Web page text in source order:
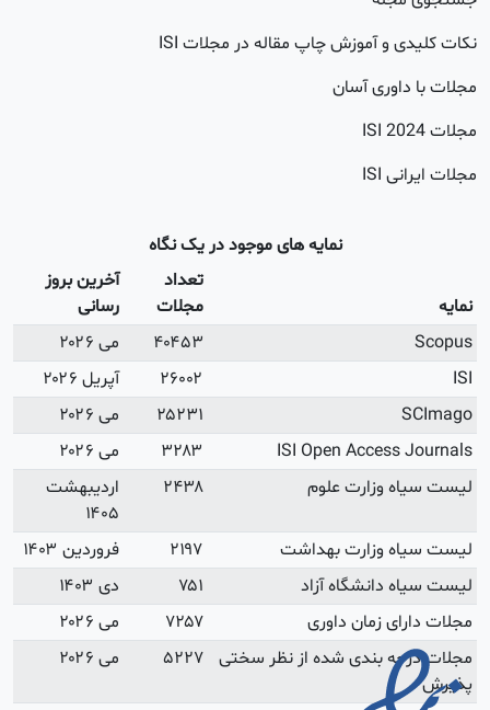
رسانی
می ۲۰۲۶
آپریل ۲۰۲۶
می ۲۰۲۶
می ۲۰۲۶
اردیبهشت
فروردین ۱۴۰۳
دی ۱۴۰۳
می ۲۰۲۶
می ۲۰۲۶